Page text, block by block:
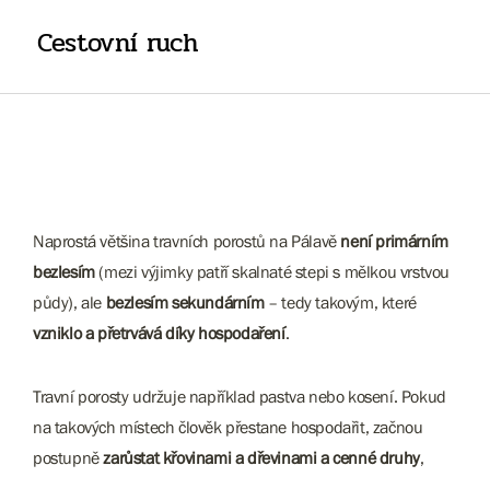
Cestovní ruch
Naprostá většina travních porostů na Pálavě není primárním
bezlesím(mezi výjimky patří skalnaté stepi s mělkou vrstvou
půdy), ale bezlesím sekundárním– tedy takovým, které
vzniklo a přetrvává díky hospodaření.
Travní porosty udržuje například pastva nebo kosení. Pokud
na takových místech člověk přestane hospodařit, začnou
postupnězarůstat křovinami a dřevinami a cenné druhy,